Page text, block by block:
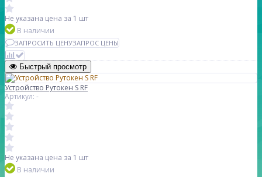
Не указана цена за 1 шт
В наличии
ЗАПРОСИТЬ ЦЕНУЗАПРОС ЦЕНЫ
Быстрый просмотр
Устройство Рутокен S RF
Артикул: -
Не указана цена за 1 шт
В наличии